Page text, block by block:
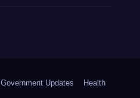
Government Updates Health